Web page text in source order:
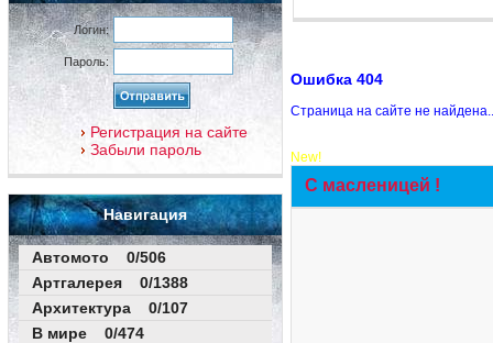
Логин:
Пароль:
Регистрация на сайте
Забыли пароль
Навигация
Автомото 0/506
Артгалерея 0/1388
Архитектура 0/107
В мире 0/474
Ошибка 404
Страница на сайте не
New!
С масленицей !